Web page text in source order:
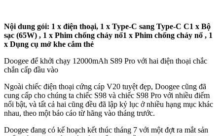
Nội dung gói: 1 x điện thoại, 1 x Type-C sang Type-C C1 x Bộ
sạc (65W) , 1 x Phim chống cháy nổ1 x Phim chống cháy nổ , 1
x Dụng cụ mở khe cắm thẻ
Doogee để khởi chạy 12000mAh S89 Pro với hai điện thoại chắc
chắn cấp đầu vào
Ngoài chiếc điện thoại cứng cáp V20 tuyệt đẹp, Doogee cũng đã
cung cấp cho chúng ta chiếc S98 và chiếc S98 Pro với nhiều điểm
nổi bật, và tất cả hai cũng đều đã lập kỷ lục ở nhiều hạng mục khác
nhau, theo một báo cáo từ hãng vào tháng trước.
Doogee đang có kế hoạch kết thúc tháng 7 với một đợt ra mắt sản